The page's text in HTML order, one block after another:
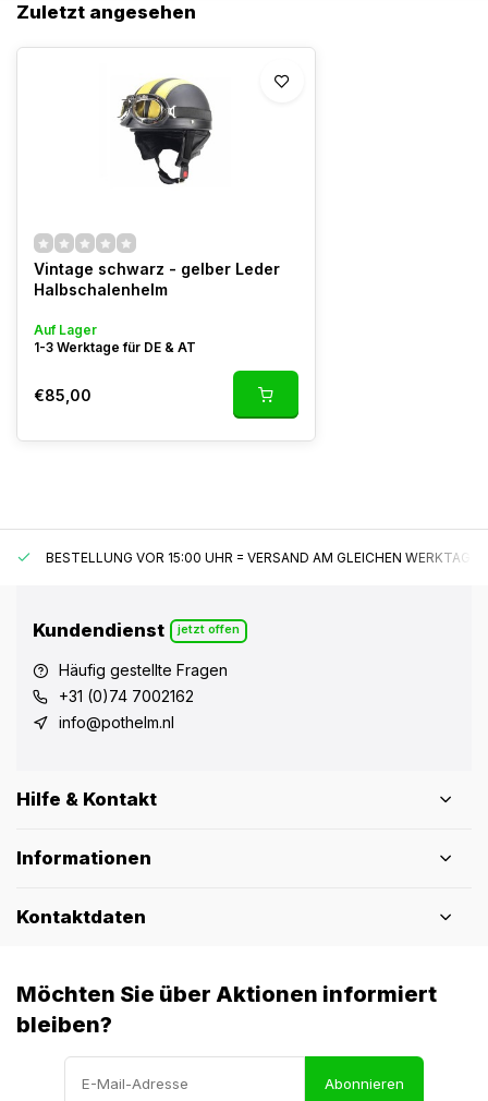
Zuletzt angesehen
Vintage schwarz - gelber Leder
Halbschalenhelm
Auf Lager
1-3 Werktage für DE & AT
€85,00
BESTELLUNG VOR 15:00 UHR = VERSAND AM GLEICHEN WERKTAG*
Kundendienst jetzt offen
Häufig gestellte Fragen
+31 (0)74 7002162
info@pothelm.nl
Hilfe & Kontakt
Informationen
Kontaktdaten
Möchten Sie über Aktionen informiert
bleiben?
Abonnieren